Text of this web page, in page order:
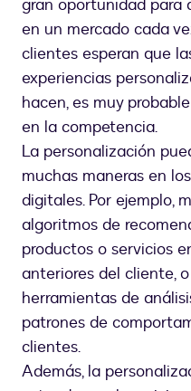
gran oportunidad para
en un mercado cada
clientes esperan que
experiencias
hacen, es muy
en la competencia.
La personalización
muchas maneras en
digitales. Por ejemplo,
algoritmos de
productos o servicios
anteriores del cliente,
herramientas de
patrones de
clientes.
Además, la